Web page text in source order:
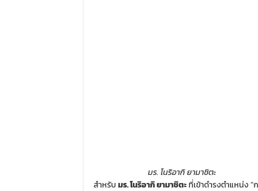
มร. โนริอากิ ยามาชิตะ
สำหรับ มร.โนริอากิ ยามาชิตะ ที่เข้าดำรงตำแหน่ง